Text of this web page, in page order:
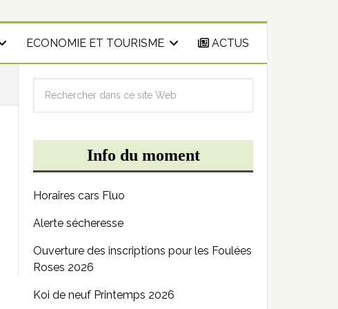
ECONOMIE ET TOURISME ACTUS
Info du moment
Horaires cars Fluo
Alerte sécheresse
Ouverture des inscriptions pour les Foulées
Roses 2026
Koi de neuf Printemps 2026